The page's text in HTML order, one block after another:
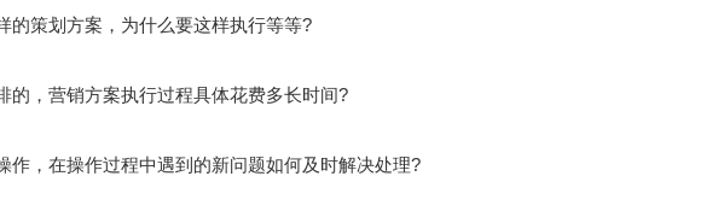
的策划方案，为什么要这样执行等等?
的，营销方案执行过程具体花费多长时间?
作，在操作过程中遇到的新问题如何及时解决处理?